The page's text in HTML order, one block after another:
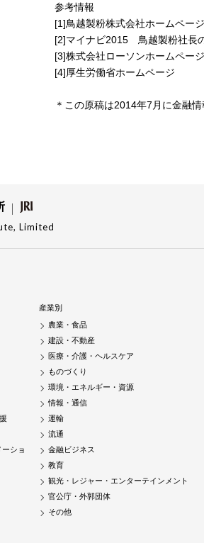
参考情報
[1]鳥越製粉株式会社ホームページ
[2]マイナビ2015 鳥越製粉社長
[3]株式会社ローソンホームページ
[4]厚生労働省ホームページ
＊この原稿は2014年7月に金融
Limited
ショ
産業別
農業・食品
建設・不動産
医療・介護・ヘルスケア
ものづくり
環境・エネルギー・資源
情報・通信
運輸
流通
金融ビジネス
教育
観光・レジャー・エンターテインメント
官公庁・外郭団体
その他